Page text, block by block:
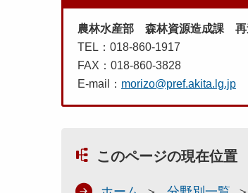
農林水産部 森林資源造成課 再
TEL：018-860-1917
FAX：018-860-3828
E-mail： morizo@pref.akita.lg.jp
このページの現在位置